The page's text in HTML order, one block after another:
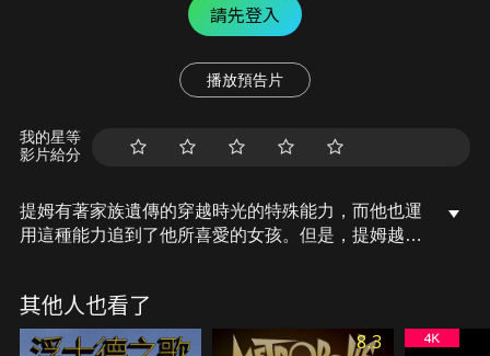
請先登入
播放預告片
我的星等
影片給分
提姆有著家族遺傳的穿越時光的特殊能力，而他也運
用這種能力追到了他所喜愛的女孩。但是，提姆越來
其他人也看了
8.3